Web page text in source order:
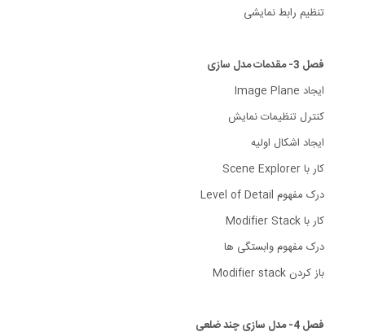
تنظیم رابط نمایشی
فصل 3- مقدمات مدل سازی
ایجاد Image Plane
کنترل تنظیمات نمایش
ایجاد اشکال اولیه
کار با Scene Explorer
درک مفهوم Level of Detail
کار با Modifier Stack
درک مفهوم وابستگی ها
باز کردن Modifier stack
فصل 4- مدل سازی چند ضلعی